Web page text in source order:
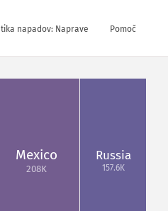
napadov: Naprave Pomoč
Mexico
208K
Russia
157.6K